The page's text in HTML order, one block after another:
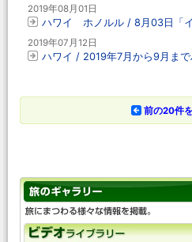
2019年08月01日
ハワイ ホノルル / 8月03日「
2019年07月12日
ハワイ / 2019年7月から9月ま
前の20件